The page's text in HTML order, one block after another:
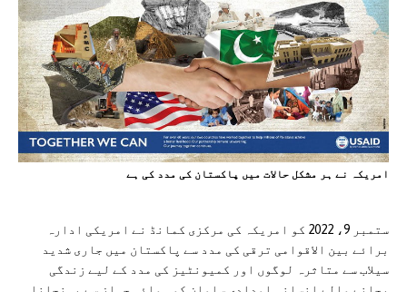
امريکہ نے ہر مشکل حالات ميں پاکستان کی مدد کی ہے
ستمبر 9، 2022 کو امریکہ کی مرکزی کمانڈ نے امریکی ادارہ
برائے بین الاقوامی ترقی کی مدد سے پاکستان میں جاری شدید
سیلاب سے متاثرہ لوگوں اور کمیونٹیز کی مدد کے لیے زندگی